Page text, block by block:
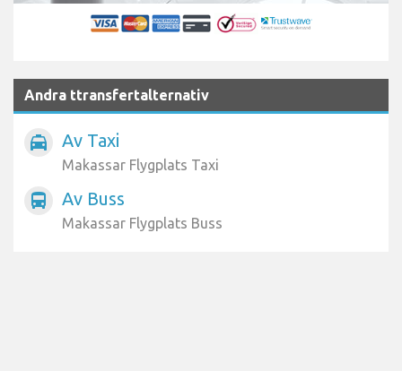
Andra ttransfertalternativ
local_taxi Av Taxi
Makassar Flygplats Taxi
directions_bus Av Buss
Makassar Flygplats Buss